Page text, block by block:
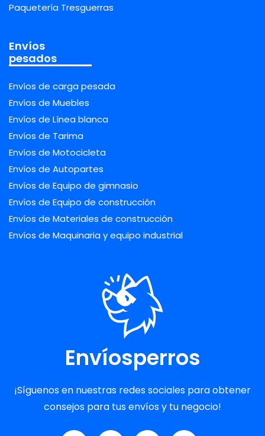
Paquetería Tresguerras
Envíos
pesados
Envíos de carga pesada
Envíos de Muebles
Envíos de Línea blanca
Envíos de Tarima
Envíos de Motocicleta
Envíos de Autopartes
Envíos de Equipo de gimnasio
Envíos de Equipo de construcción
Envíos de Materiales de construcción
Envíos de Maquinaria y equipo industrial
Envíosperros
¡Síguenos en nuestras redes sociales para obtener
consejos para tus envíos y tu negocio!